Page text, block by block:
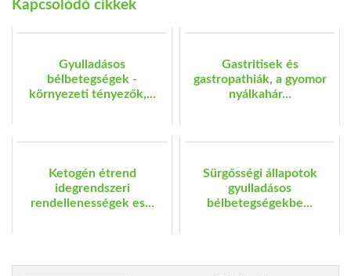
Kapcsolódó cikkek
Gyulladásos
bélbetegségek -
környezeti tényezők,...
Gastritisek és
gastropathiák, a gyomor
nyálkahár...
Ketogén étrend
idegrendszeri
rendellenességek es...
Sürgősségi állapotok
gyulladásos
bélbetegségekbe...